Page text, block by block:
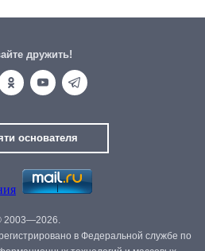
дружить!
основателя
2003—2026.
в Федеральной службе по